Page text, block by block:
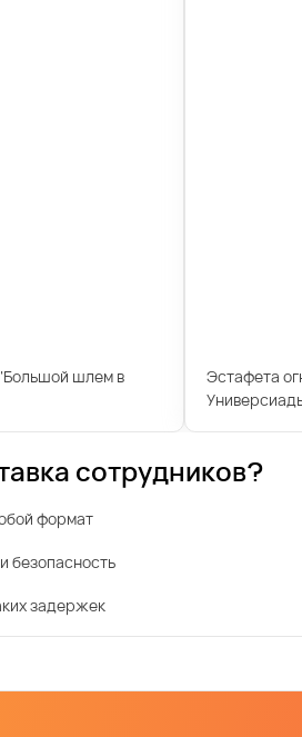
шлем в
Эстафета
сотрудников?
формат
безопасность
задержек